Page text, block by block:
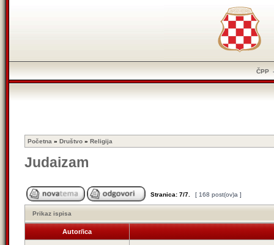
ČPP
Početna » Društvo » Religija
Judaizam
Stranica: 7/7 [ 168 post(ov)a ]
Prikaz ispisa
Autor/ica